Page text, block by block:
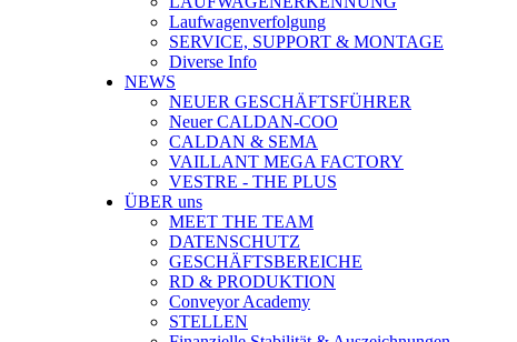
Laufwagenverfolgung
SERVICE, SUPPORT & MONTAGE
Diverse Info
NEWS
NEUER GESCHÄFTSFÜHRER
Neuer CALDAN-COO
CALDAN & SEMA
VAILLANT MEGA FACTORY
VESTRE - THE PLUS
ÜBER uns
MEET THE TEAM
DATENSCHUTZ
GESCHÄFTSBEREICHE
RD & PRODUKTION
Conveyor Academy
STELLEN